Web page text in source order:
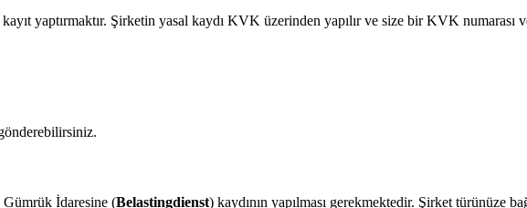
yaptırmaktır. Şirketin yasal kaydı KVK üzerinden yapılır ve size bir KVK numarası
İdaresine (Belastingdienst) kaydının yapılması gerekmektedir. Şirket türünüze